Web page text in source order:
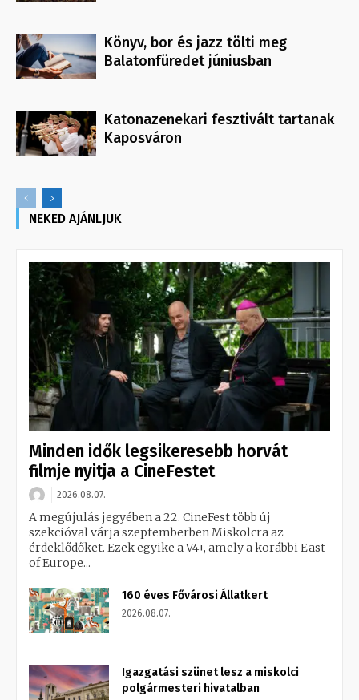
Könyv, bor és jazz tölti meg
Balatonfüredet júniusban
Katonazenekari fesztivált tartanak
Kaposváron
NEKED AJÁNLJUK
Minden idők legsikeresebb horvát
filmje nyitja a CineFestet
2026.08.07.
A megújulás jegyében a 22. CineFest több új
szekcióval várja szeptemberben Miskolcra az
érdeklődőket. Ezek egyike a V4+, amely a korábbi East
of Europe...
160 éves Fővárosi Állatkert
2026.08.07.
Igazgatási szünet lesz a miskolci
polgármesteri hivatalban